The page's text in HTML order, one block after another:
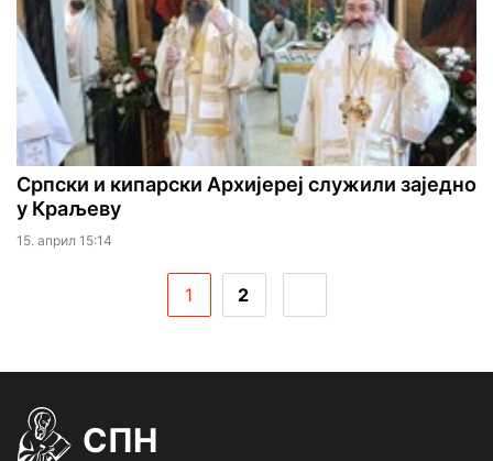
Српски и кипарски Архијереј служили заједно
у Краљеву
15. април 15:14
1 2
СПН